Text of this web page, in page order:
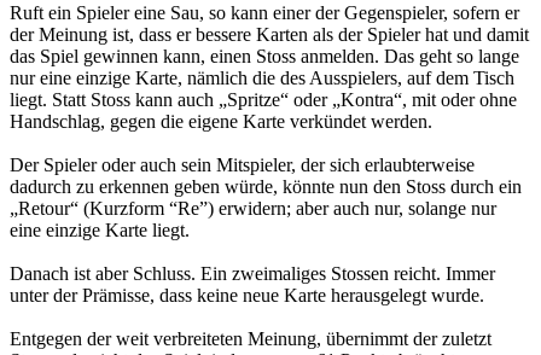
Ruft ein Spieler eine Sau, so kann einer der Gegenspieler, sofern er
der Meinung ist, dass er bessere Karten als der Spieler hat und damit
das Spiel gewinnen kann, einen Stoss anmelden. Das geht so lange
nur eine einzige Karte, nämlich die des Ausspielers, auf dem Tisch
liegt. Statt Stoss kann auch „Spritze“ oder „Kontra“, mit oder ohne
Handschlag, gegen die eigene Karte verkündet werden.
Der Spieler oder auch sein Mitspieler, der sich erlaubterweise
dadurch zu erkennen geben würde, könnte nun den Stoss durch ein
„Retour“ (Kurzform “Re”) erwidern; aber auch nur, solange nur
eine einzige Karte liegt.
Danach ist aber Schluss. Ein zweimaliges Stossen reicht. Immer
unter der Prämisse, dass keine neue Karte herausgelegt wurde.
Entgegen der weit verbreiteten Meinung, übernimmt der zuletzt